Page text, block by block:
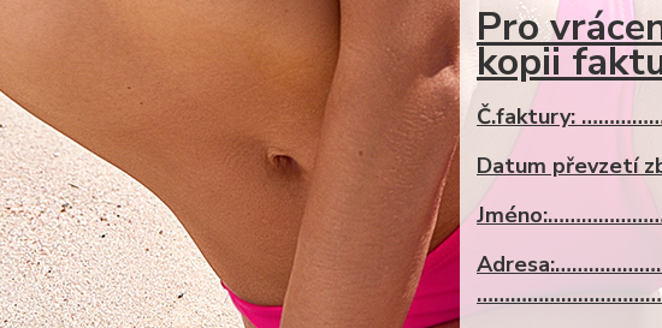
Pro
kopii
Č.faktury:
Datum převzetí